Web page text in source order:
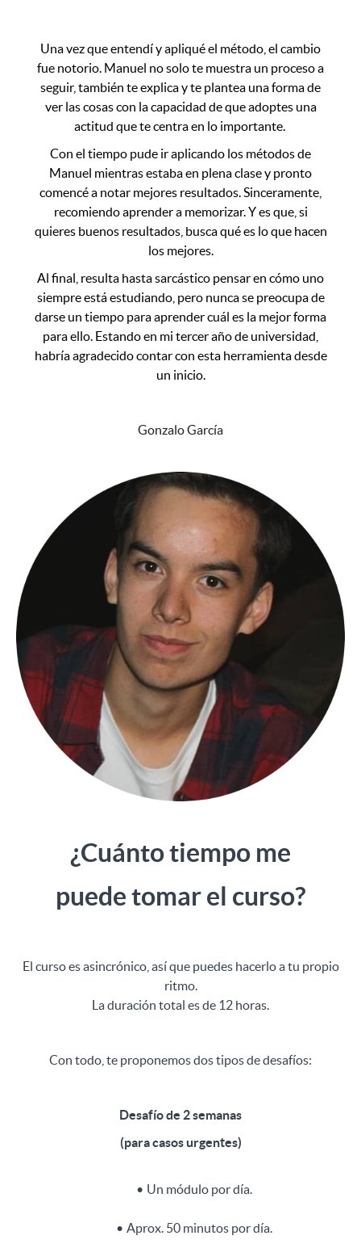
Una vez que entendí y apliqué el método, el cambio
fue notorio. Manuel no solo te muestra un proceso a
seguir, también te explica y te plantea una forma de
ver las cosas con la capacidad de que adoptes una
actitud que te centra en lo importante.
Con el tiempo pude ir aplicando los métodos de
Manuel mientras estaba en plena clase y pronto
comencé a notar mejores resultados. Sinceramente,
recomiendo aprender a memorizar. Y es que, si
quieres buenos resultados, busca qué es lo que hacen
los mejores.
Al final, resulta hasta sarcástico pensar en cómo uno
siempre está estudiando, pero nunca se preocupa de
darse un tiempo para aprender cuál es la mejor forma
para ello. Estando en mi tercer año de universidad,
habría agradecido contar con esta herramienta desde
un inicio.
Gonzalo García
¿Cuánto tiempo me
puede tomar el curso?
El curso es asincrónico, así que puedes hacerlo a tu propio
ritmo.
La duración total es de 12 horas.
Con todo, te proponemos dos tipos de desafíos:
Desafío de 2 semanas
(para casos urgentes)
Un módulo por día.
Aprox. 50 minutos por día.